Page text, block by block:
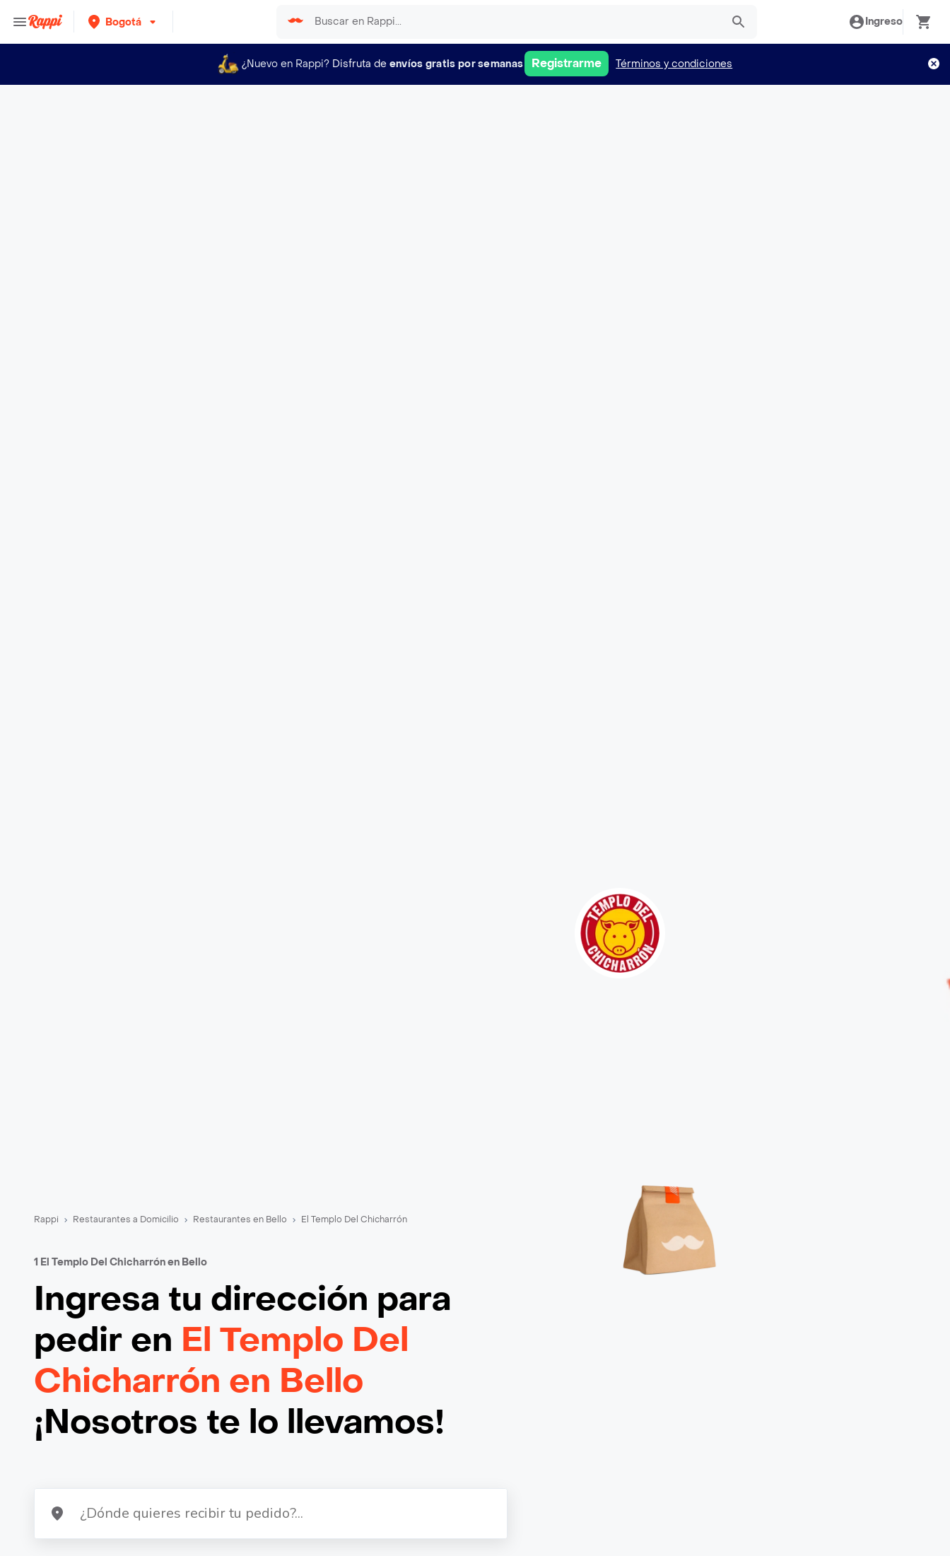
Bogotá Ingreso
¿Nuevo en Rappi? Disfruta de envíos gratis por semanas Registrarme Términos y condiciones
Rappi Restaurantes a Domicilio Restaurantes en Bello El Templo Del Chicharrón
1 El Templo Del Chicharrón en Bello
Ingresa tu dirección para
pedir en El Templo Del
Chicharrón en Bello
¡Nosotros te lo llevamos!